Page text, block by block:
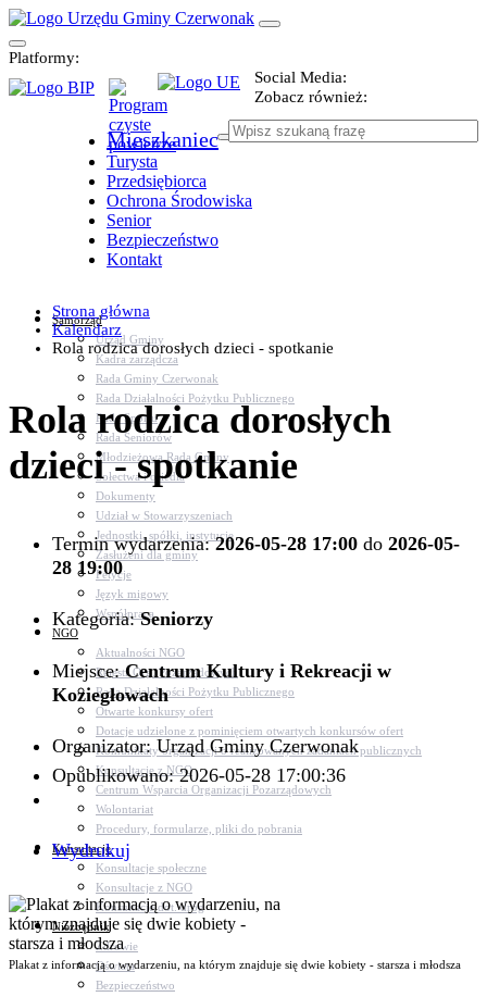
Platformy:
Social Media:
Zobacz również:
Mieszkaniec
Turysta
Przedsiębiorca
Ochrona Środowiska
Senior
Bezpieczeństwo
Kontakt
Samorząd
Urząd Gminy
Kadra zarządcza
Rada Gminy Czerwonak
Rada Działalności Pożytku Publicznego
Rada Sportu
Rada Seniorów
Młodzieżowa Rada Gminy
Sołectwa i osiedla
Dokumenty
Udział w Stowarzyszeniach
Jednostki, spółki, instytucje
Zasłużeni dla gminy
Petycje
Język migowy
Współpraca
NGO
Aktualności NGO
Rejestr Org. Pozarządowych
Rada Działalności Pożytku Publicznego
Otwarte konkursy ofert
Dotacje udzielone z pominięciem otwartych konkursów ofert
Komunikaty organizacji o realizowanych zadaniach publicznych
Konsultacje z NGO
Centrum Wsparcia Organizacji Pozarządowych
Wolontariat
Procedury, formularze, pliki do pobrania
Konsultacje
Konsultacje społeczne
Konsultacje z NGO
Konsultacje dot. dróg
Niezbędnik
Zdrowie
Oświata
Bezpieczeństwo
Strona główna
Kalendarz
Rola rodzica dorosłych dzieci - spotkanie
Rola rodzica dorosłych
dzieci - spotkanie
Termin wydarzenia:2026-05-28 17:00 do 2026-05-
28 19:00
Kategoria:Seniorzy
Miejsce:Centrum Kultury i Rekreacji w
Koziegłowach
Organizator: Urząd Gminy Czerwonak
Opublikowano: 2026-05-28 17:00:36
Wydrukuj
Plakat z informacją o wydarzeniu, na którym znajduje się dwie kobiety - starsza i młodsza